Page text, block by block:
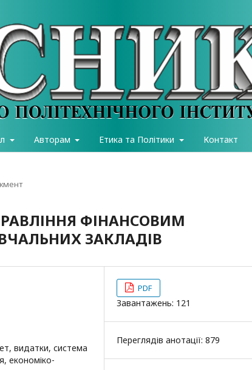
Авторам Етика та Політики Контакт
ФІНАНСОВИМ
ЗАКЛАДІВ
видатки, система
економіко-
PDF
Завантажень: 121
Переглядів анотації: 879